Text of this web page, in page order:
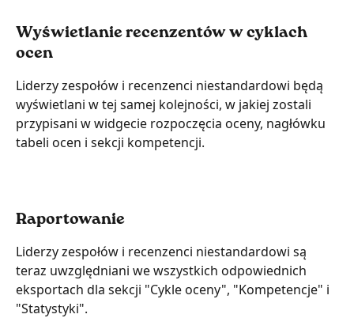
Wyświetlanie recenzentów w cyklach
ocen
Liderzy zespołów i recenzenci niestandardowi będą
wyświetlani w tej samej kolejności, w jakiej zostali
przypisani w widgecie rozpoczęcia oceny, nagłówku
tabeli ocen i sekcji kompetencji.
Raportowanie
Liderzy zespołów i recenzenci niestandardowi są
teraz uwzględniani we wszystkich odpowiednich
eksportach dla sekcji "Cykle oceny", "Kompetencje" i
"Statystyki".